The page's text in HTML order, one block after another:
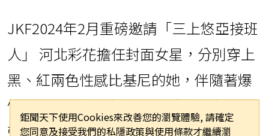
鉅聞天下使用Cookies來改善您的瀏覽體驗, 請確定
您同意及接受我們的私隱政策與使用條款才繼續瀏
JKF2024年2月重磅邀請「三上悠亞接班
人」 河北彩花擔任封面女星，分別穿上
黑、紅兩色性感比基尼的她，伴隨著爆
竹與麻將，為一年一度的「春節企劃」
帶來全新的視覺饗宴。河北彩花也提及